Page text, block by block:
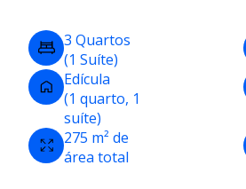
3 Quartos
(1 Suíte)
Edícula
(1 quarto, 1
suíte)
275 m² de
área total